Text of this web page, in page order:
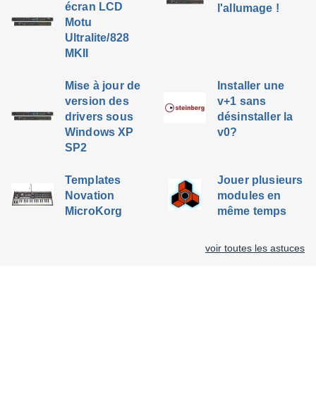
écran LCD
Motu
Ultralite/828
MKII
l'allumage !
Mise à jour de
version des
drivers sous
Windows XP
SP2
Installer une
v+1 sans
désinstaller la
v0?
Templates
Novation
MicroKorg
Jouer plusieurs
modules en
même temps
voir toutes les astuces